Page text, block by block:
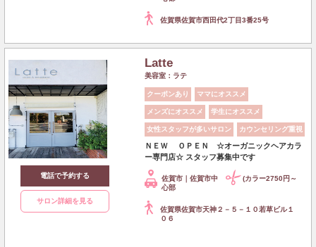
佐賀県佐賀市西田代2丁目3番25号
電話で予約する
サロン詳細を見る
Latte
美容室：ラテ
クーポンあり ママにオススメ
メンズにオススメ 学生にオススメ
女性スタッフが多いサロン カウンセリング重視
ＮＥＷ ＯＰＥＮ ☆オーガニックヘアカラ
ー専門店☆ スタッフ募集中です
佐賀市｜佐賀市中
心部
(カラー2750円～
佐賀県佐賀市天神２－５－１０若草ビル１
０６